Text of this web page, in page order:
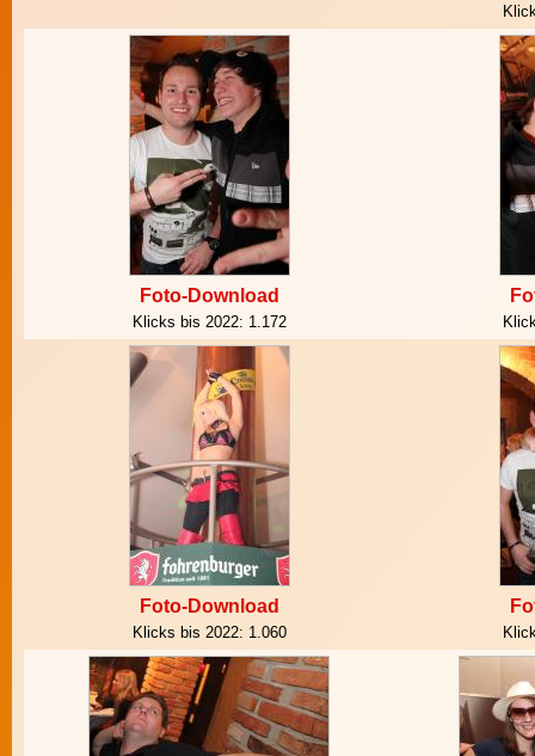
Foto-Download
Klicks bis 2022: 1.172
Foto-Download
Klicks bis 2022: 1.060